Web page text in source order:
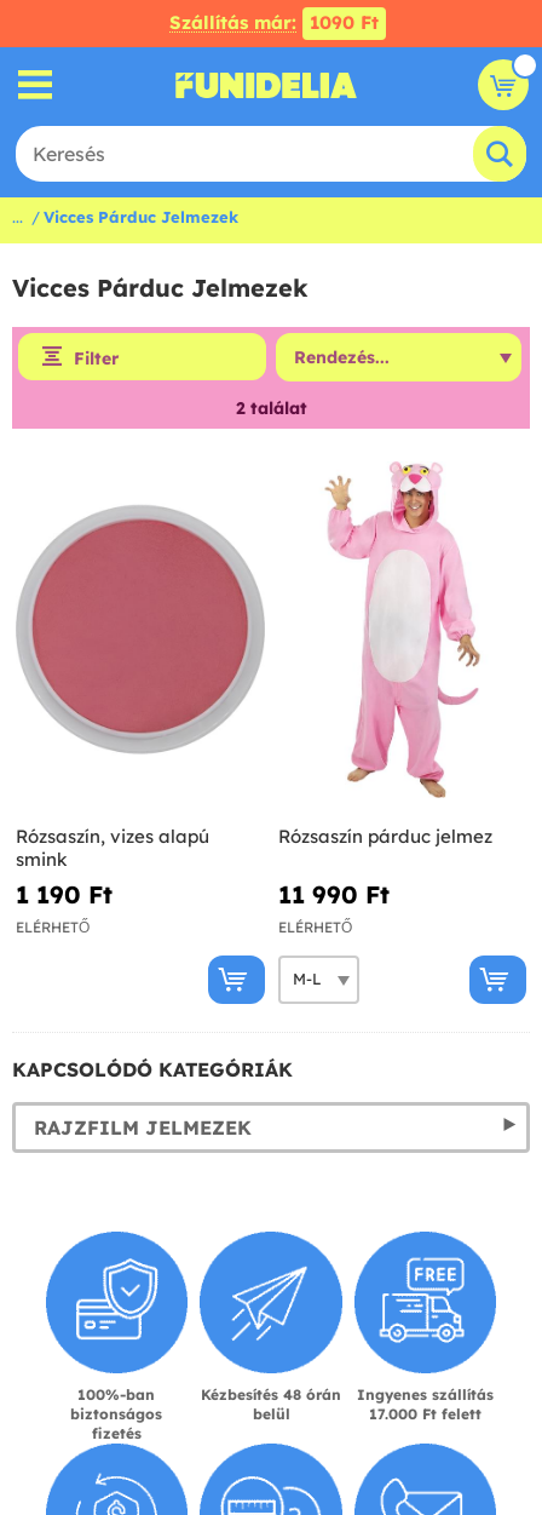
Szállítás már: 1090 Ft
... Vicces Párduc Jelmezek
Vicces Párduc Jelmezek
Filter
2találat
Rózsaszín, vizes alapú
smink
1 190 Ft‎
ELÉRHETŐ
Rózsaszín párduc jelmez
11 990 Ft‎
ELÉRHETŐ
KAPCSOLÓDÓ KATEGÓRIÁK
RAJZFILM JELMEZEK
100%-ban
biztonságos
fizetés
Kézbesítés 48 órán
belül
Ingyenes szállítás
17.000 Ft felett